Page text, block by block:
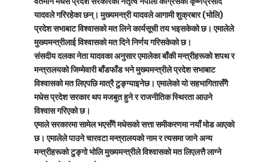
यादवले गरिरहेका छन्। मुख्यमन्त्री यादवले आगामी शुक्रबार (भोलि)
प्रदेश सभाबाट विश्वासको मत लिने कार्यसूची तय भइसकेको छ। एमालेले
मुख्यमन्त्रीलाई विश्वासको मत दिने निर्णय गरिसकेको छ।
संसदीय दलका नेता यादवका अनुसार एमालेका बाँकी मन्त्रीहरूको शपथ र
मन्त्रालयको जिम्मेवारी बाँडफाँड भने मुख्यमन्त्रीले प्रदेश सभाबाट
विश्वासको मत लिएपछि मात्रै टुङ्ग्याइनेछ। एमालेको यो सहभागितासँगै
मधेस प्रदेश सरकार थप मजबुत हुने र राजनीतिक स्थिरता आउने
विश्वास गरिएको छ।
एमाले सरकारमा सामेल भएसँगै मधेसको सत्ता समीकरणमा नयाँ मोड आएको
छ। एमालेले पाउने चारवटा मन्त्रालयको नाम र त्यसमा जाने अन्य
मन्त्रीहरूको टुङ्गो भोलि मुख्यमन्त्रीले विश्वासको मत लिएलत्तै लाग्ने